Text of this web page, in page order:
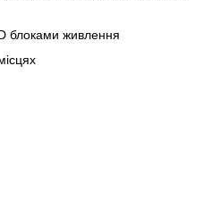
блоками живлення